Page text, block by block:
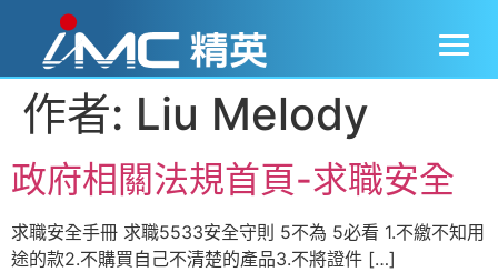
作者: Liu Melody
政府相關法規首頁-求職安全
求職安全手冊 求職5533安全守則 5不為 5必看 1.不繳不知用
途的款2.不購買自己不清楚的產品3.不將證件 […]